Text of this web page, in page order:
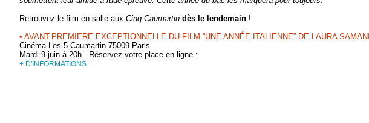
Retrouvez le film en salle aux Cinq Caumartin dès le lendemain !
• AVANT-PREMIERE EXCEPTIONNELLE DU FILM “UNE ANNÉE ITALIENNE” DE LAURA SAMANI
Cinéma Les 5 Caumartin 75009 Paris
Mardi 9 juin à 20h - Réservez votre place en ligne :
+ D'INFORMATIONS...